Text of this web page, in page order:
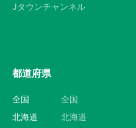
Jタウンチャンネル
都道府県
全国
全国
北海道
北海道